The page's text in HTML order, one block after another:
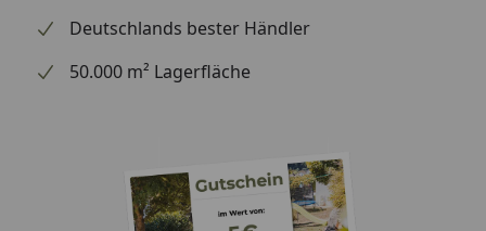
Deutschlands bester Händler
50.000 m² Lagerfläche